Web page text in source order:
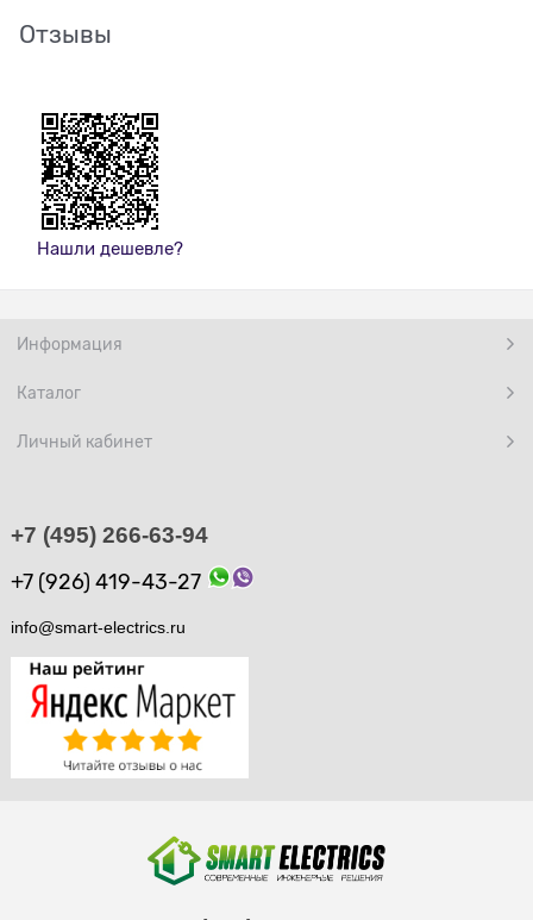
Отзывы
Нашли дешевле?
Информация
Каталог
Личный кабинет
+7 (495) 266-63-94
+7 (926) 419-43-27
info@smart-electrics.ru